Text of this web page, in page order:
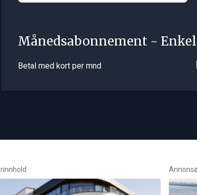
Månedsabonnement -
Betal med kort per mnd